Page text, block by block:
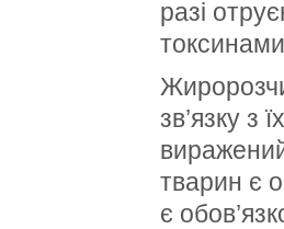
разі
зв’язку з
тварин є
є